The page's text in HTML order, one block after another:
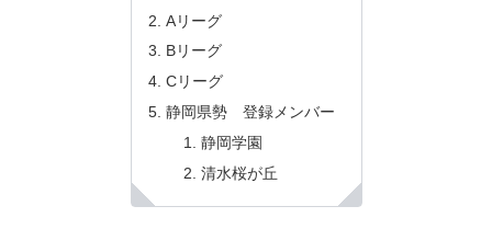
Aリーグ
Bリーグ
Cリーグ
静岡県勢 登録メンバー
静岡学園
清水桜が丘